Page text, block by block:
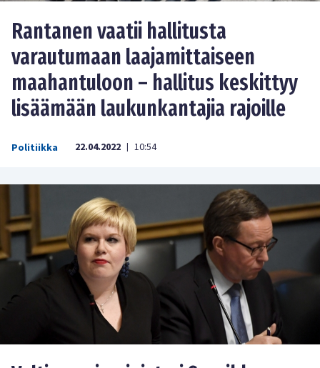
Rantanen vaatii hallitusta
varautumaan laajamittaiseen
maahantuloon – hallitus keskittyy
lisäämään laukunkantajia rajoille
Politiikka 22.04.2022 10:54